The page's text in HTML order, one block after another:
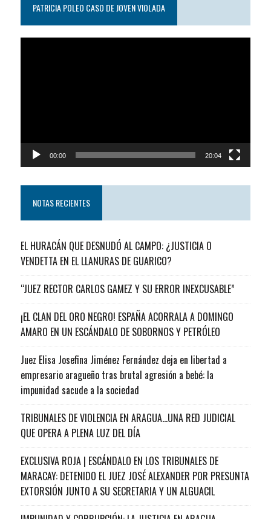
PATRICIA POLEO CASO DE JOVEN VIOLADA
00:00 20:04
NOTAS RECIENTES
EL HURACÁN QUE DESNUDÓ AL CAMPO: ¿JUSTICIA O
VENDETTA EN EL LLANURAS DE GUARICO?
“JUEZ RECTOR CARLOS GAMEZ Y SU ERROR INEXCUSABLE”
¡EL CLAN DEL ORO NEGRO! ESPAÑA ACORRALA A DOMINGO
AMARO EN UN ESCÁNDALO DE SOBORNOS Y PETRÓLEO
Juez Elisa Josefina Jiménez Fernández deja en libertad a
empresario aragueño tras brutal agresión a bebé: la
impunidad sacude a la sociedad
TRIBUNALES DE VIOLENCIA EN ARAGUA…UNA RED JUDICIAL
QUE OPERA A PLENA LUZ DEL DÍA
EXCLUSIVA ROJA | ESCÁNDALO EN LOS TRIBUNALES DE
MARACAY: DETENIDO EL JUEZ JOSÉ ALEXANDER POR PRESUNTA
EXTORSIÓN JUNTO A SU SECRETARIA Y UN ALGUACIL